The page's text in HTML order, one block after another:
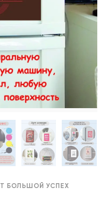
БОЛЬШОЙ УСПЕХ